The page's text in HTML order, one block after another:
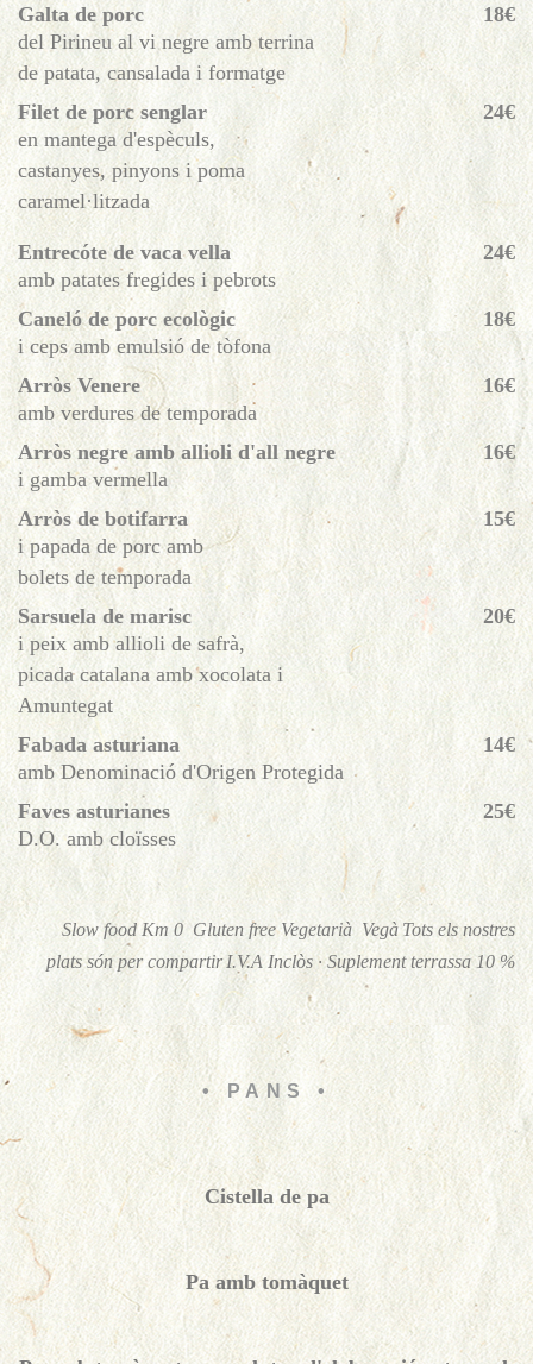
Galta de porc
18€
del Pirineu al vi negre amb terrina
de patata, cansalada i formatge
Filet de porc senglar
24€
en mantega d'espèculs,
castanyes, pinyons i poma
caramel·litzada
Entrecóte de vaca vella
24€
amb patates fregides i pebrots
Caneló de porc ecològic
18€
i ceps amb emulsió de tòfona
Arròs Venere
16€
amb verdures de temporada
Arròs negre amb allioli d'all negre
16€
i gamba vermella
Arròs de botifarra
15€
i papada de porc amb
bolets de temporada
Sarsuela de marisc
20€
i peix amb allioli de safrà,
picada catalana amb xocolata i
Amuntegat
Fabada asturiana
14€
amb Denominació d'Origen Protegida
Faves asturianes
25€
D.O. amb cloïsses
Slow food Km 0 Gluten freeVegetarià Vegà Tots els nostres
plats són per compartir I.V.A Inclòs · Suplement terrassa 10 %
• PANS •
Cistella de pa
Pa amb tomàquet